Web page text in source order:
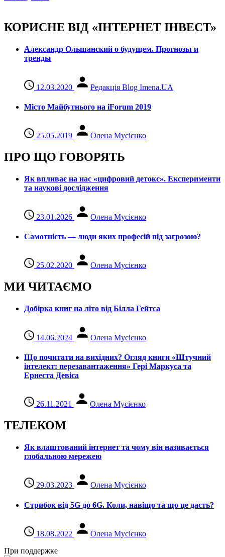
КОРИСНЕ ВІД «ІНТЕРНЕТ ІНВЕСТ»
Александр Ольшанский о будущем. Прогнозы и
тренды
12.03.2020 Редакція Blog Imena.UA
Місто Майбутнього на iForum 2019
25.05.2019 Олена Мусієнко
ПРО ЩО ГОВОРЯТЬ
Як впливає на нас «цифровий детокс». Експерименти
та наукові дослідження
23.01.2026 Олена Мусієнко
Самотність — люди яких професій під загрозою?
25.02.2020 Олена Мусієнко
МИ ЧИТАЄМО
Добірка книг на літо від Білла Гейтса
14.06.2024 Олена Мусієнко
Що почитати на вихідних? Огляд книги «Штучний
інтелект: перезавантаження» Гері Маркуса та
Ернеста Девіса
26.11.2021 Олена Мусієнко
ТЕЛЕКОМ
Як влаштований інтернет та чому він називається
глобальною мережею
29.03.2023 Олена Мусієнко
Стрибок від 5G до 6G. Коли, навіщо та що це даcть?
18.08.2022
Олена Мусієнко
При поддержке